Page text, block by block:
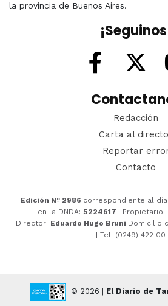
la provincia de Buenos Aires.
Redacción
Carta al
Reportar
Contacto
Edición Nº 2986 correspondiente al día
en la DNDA: 5224617 | Propietario:
Director: Eduardo Hugo Bruni Domicilio
| Tel: (0249) 422 00
© 2026 | El Diario de